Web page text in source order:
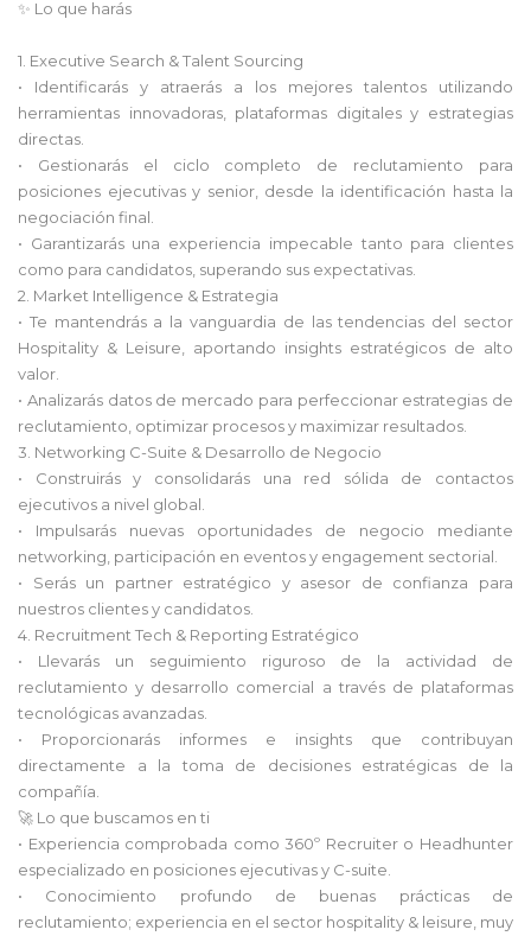
✨ Lo que harás
1. Executive Search & Talent Sourcing
• Identificarás y atraerás a los mejores talentos utilizando
herramientas innovadoras, plataformas digitales y estrategias
directas.
• Gestionarás el ciclo completo de reclutamiento para
posiciones ejecutivas y senior, desde la identificación hasta la
negociación final.
• Garantizarás una experiencia impecable tanto para clientes
como para candidatos, superando sus expectativas.
2. Market Intelligence & Estrategia
• Te mantendrás a la vanguardia de las tendencias del sector
Hospitality & Leisure, aportando insights estratégicos de alto
valor.
• Analizarás datos de mercado para perfeccionar estrategias de
reclutamiento, optimizar procesos y maximizar resultados.
3. Networking C-Suite & Desarrollo de Negocio
• Construirás y consolidarás una red sólida de contactos
ejecutivos a nivel global.
• Impulsarás nuevas oportunidades de negocio mediante
networking, participación en eventos y engagement sectorial.
• Serás un partner estratégico y asesor de confianza para
nuestros clientes y candidatos.
4. Recruitment Tech & Reporting Estratégico
• Llevarás un seguimiento riguroso de la actividad de
reclutamiento y desarrollo comercial a través de plataformas
tecnológicas avanzadas.
• Proporcionarás informes e insights que contribuyan
directamente a la toma de decisiones estratégicas de la
compañía.
🚀 Lo que buscamos en ti
• Experiencia comprobada como 360º Recruiter o Headhunter
especializado en posiciones ejecutivas y C-suite.
• Conocimiento profundo de buenas prácticas de
reclutamiento; experiencia en el sector hospitality & leisure, muy